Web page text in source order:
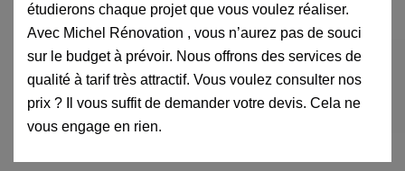
étudierons chaque projet que vous voulez réaliser.
Avec Michel Rénovation , vous n’aurez pas de souci
sur le budget à prévoir. Nous offrons des services de
qualité à tarif très attractif. Vous voulez consulter nos
prix ? Il vous suffit de demander votre devis. Cela ne
vous engage en rien.